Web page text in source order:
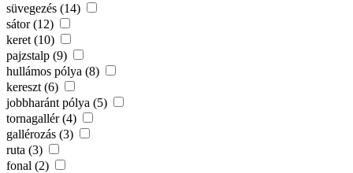
süvegezés (14)
sátor (12)
keret (10)
pajzstalp (9)
hullámos pólya (8)
kereszt (6)
jobbharánt pólya (5)
tornagallér (4)
gallérozás (3)
ruta (3)
fonal (2)